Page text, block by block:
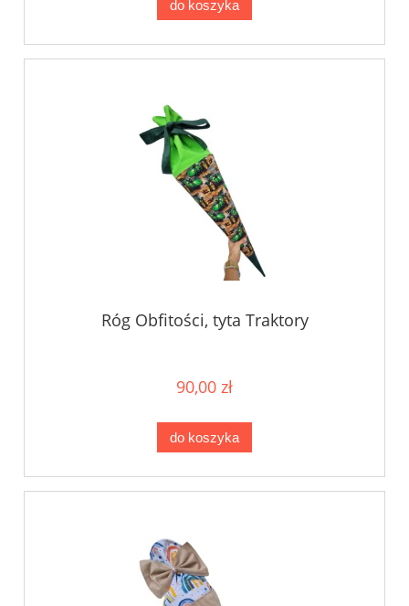
do koszyka
Róg Obfitości, tyta Traktory
90,00 zł
do koszyka